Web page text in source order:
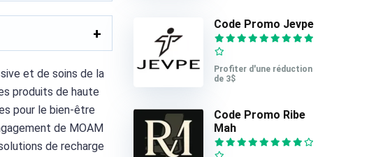
et de soins de la
produits de haute
pour le bien-être
de MOAM
de recharge
Code Promo Jevpe
Profiter d'une réduction
de 3$
Code Promo Ribe
Mah